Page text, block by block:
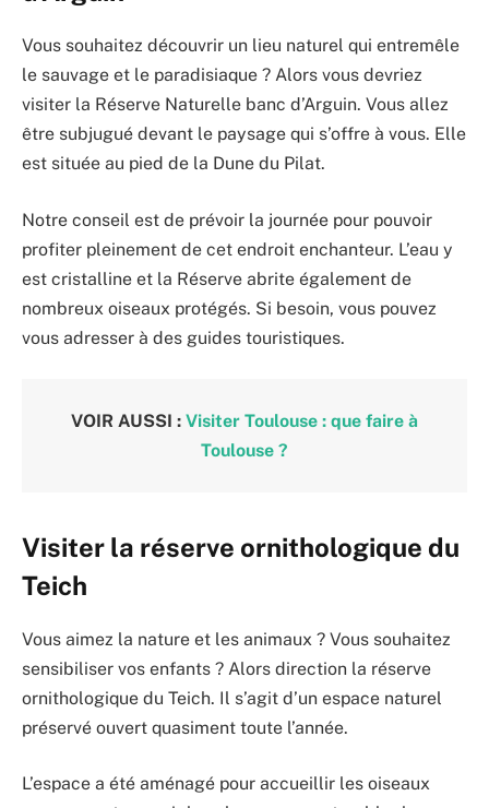
Vous souhaitez découvrir un lieu naturel qui entremêle
le sauvage et le paradisiaque ? Alors vous devriez
visiter la Réserve Naturelle banc d’Arguin. Vous allez
être subjugué devant le paysage qui s’offre à vous. Elle
est située au pied de la Dune du Pilat.
Notre conseil est de prévoir la journée pour pouvoir
profiter pleinement de cet endroit enchanteur. L’eau y
est cristalline et la Réserve abrite également de
nombreux oiseaux protégés. Si besoin, vous pouvez
vous adresser à des guides touristiques.
VOIR AUSSI : Visiter Toulouse : que faire à
Toulouse ?
Visiter la réserve ornithologique du
Teich
Vous aimez la nature et les animaux ? Vous souhaitez
sensibiliser vos enfants ? Alors direction la réserve
ornithologique du Teich. Il s’agit d’un espace naturel
préservé ouvert quasiment toute l’année.
L’espace a été aménagé pour accueillir les oiseaux